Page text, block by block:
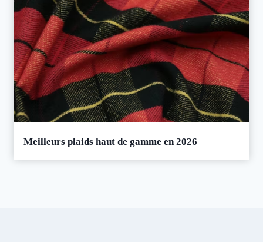
Meilleurs plaids haut de gamme en 2026